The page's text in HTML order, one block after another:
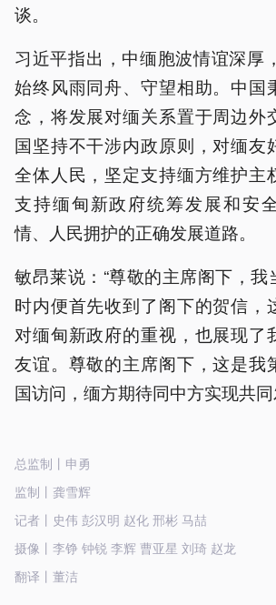
谈。
习近平指出，中缅胞波情谊深厚
始终风雨同舟、守望相助。中国
念，将发展对缅关系置于周边外
国坚持不干涉内政原则，对缅友
全体人民，坚定支持缅方维护主
支持缅甸新政府统筹发展和安
情、人民拥护的正确发展道路。
敏昂莱说：“尊敬的主席阁下，
时内便首先收到了阁下的贺信，
对缅甸新政府的重视，也展现了
友谊。尊敬的主席阁下，这是我
国访问，缅方期待同中方实现共
总监制丨申勇
监制丨龚雪辉
记者丨史伟 彭汉明 赵化 邢彬 马喆
摄像丨李铮 钟锐 李辉 曹亚星 刘琦 赵龙
翻译丨董洁